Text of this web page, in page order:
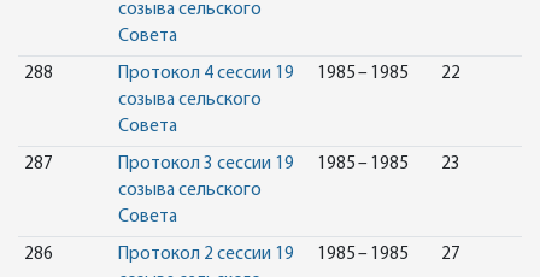
созыва сельского
Совета
288
Протокол 4 сессии 19
созыва сельского
Совета
1985 – 1985 22
287
Протокол 3 сессии 19
созыва сельского
Совета
1985 – 1985 23
286
Протокол 2 сессии 19
1985 – 1985 27